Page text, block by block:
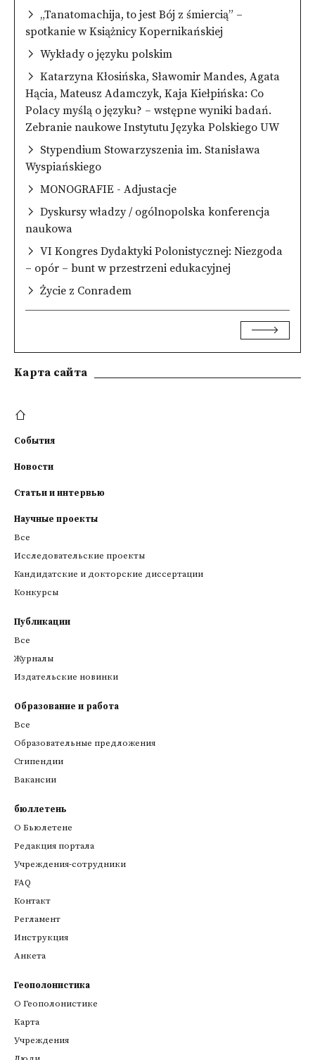
„Tanatomachija, to jest Bój z śmiercią” –
spotkanie w Książnicy Kopernikańskiej
Wykłady o języku polskim
Katarzyna Kłosińska, Sławomir Mandes, Agata
Hącia, Mateusz Adamczyk, Kaja Kiełpińska: Co
Polacy myślą o języku? – wstępne wyniki badań.
Zebranie naukowe Instytutu Języka Polskiego UW
Stypendium Stowarzyszenia im. Stanisława
Wyspiańskiego
MONOGRAFIE - Adjustacje
Dyskursy władzy / ogólnopolska konferencja
naukowa
VI Kongres Dydaktyki Polonistycznej: Niezgoda
– opór – bunt w przestrzeni edukacyjnej
Życie z Conradem
Kарта сайта
События
Новости
Статьи и интервью
Научные проекты
Все
Исследовательские проекты
Кандидатские и докторские диссертации
Конкурсы
Публикации
Все
Журналы
Издательские новинки
Образование и работа
Все
Образовательные предложения
Стипендии
Вакансии
бюллетень
О Бьюлетене
Редакция портала
Учреждения-сотрудники
FAQ
Контакт
Регламент
Инструкция
Анкета
Геополонистика
О Геополонистике
Kарта
Учреждения